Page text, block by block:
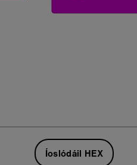
Íoslódáil HEX